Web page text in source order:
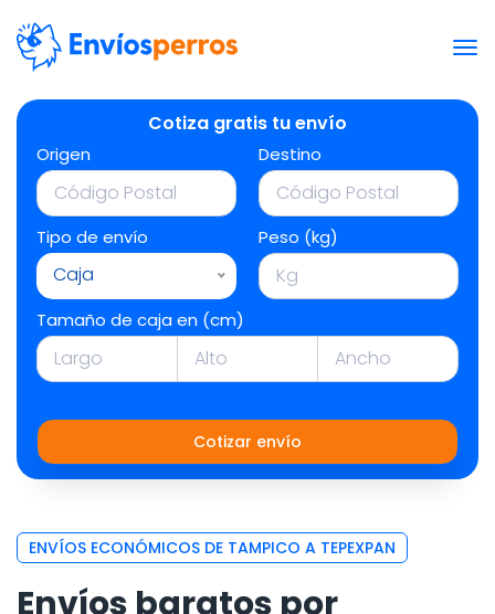
Cotiza gratis tu envío
Origen Destino
Tipo de envío
Caja
Peso (kg)
Tamaño de caja en (cm)
Cotizar envío
ENVÍOS ECONÓMICOS DE TAMPICO A TEPEXPAN
Envíos baratos por